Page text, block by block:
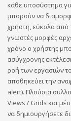
κάθε υποσύστημα
μπορούν να
χρήστη, εύκολα από
γνωστές μορφές
χρόνο ο χρήστης
ασύγχρονης
ροή των εργασιών
αποθηκεύει την
alert). Πλούσια
Views / Grids και
να δημιουργήσετε